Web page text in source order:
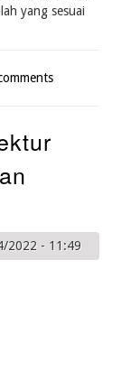
yang sesuai
2022 - 11:49